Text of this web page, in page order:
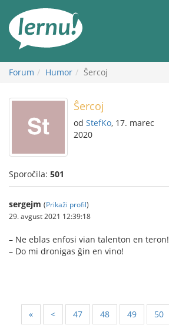
vsebini
Forum Humor Ŝercoj
Ŝercoj
od StefKo, 17. marec
2020
Sporočila: 501
sergejm (Prikaži profil)
29. avgust 2021 12:39:18
– Ne eblas enfosi vian talenton en teron!
– Do mi dronigas ĝin en vino!
« < 47 48 49 50